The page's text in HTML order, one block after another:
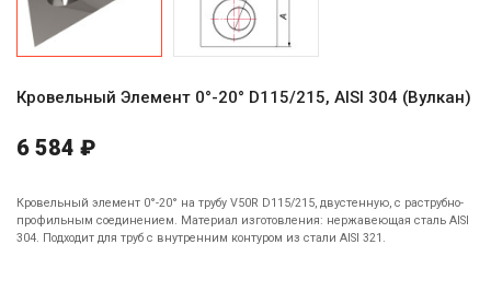
Кровельный Элемент 0°-20° D115/215, AISI 304 (Вулкан)
6 584 ₽
Кровельный элемент 0°-20° на трубу V50R D115/215, двустенную, с раструбно-
профильным соединением. Материал изготовления: нержавеющая сталь AISI
304. Подходит для труб с внутренним контуром из стали AISI 321.